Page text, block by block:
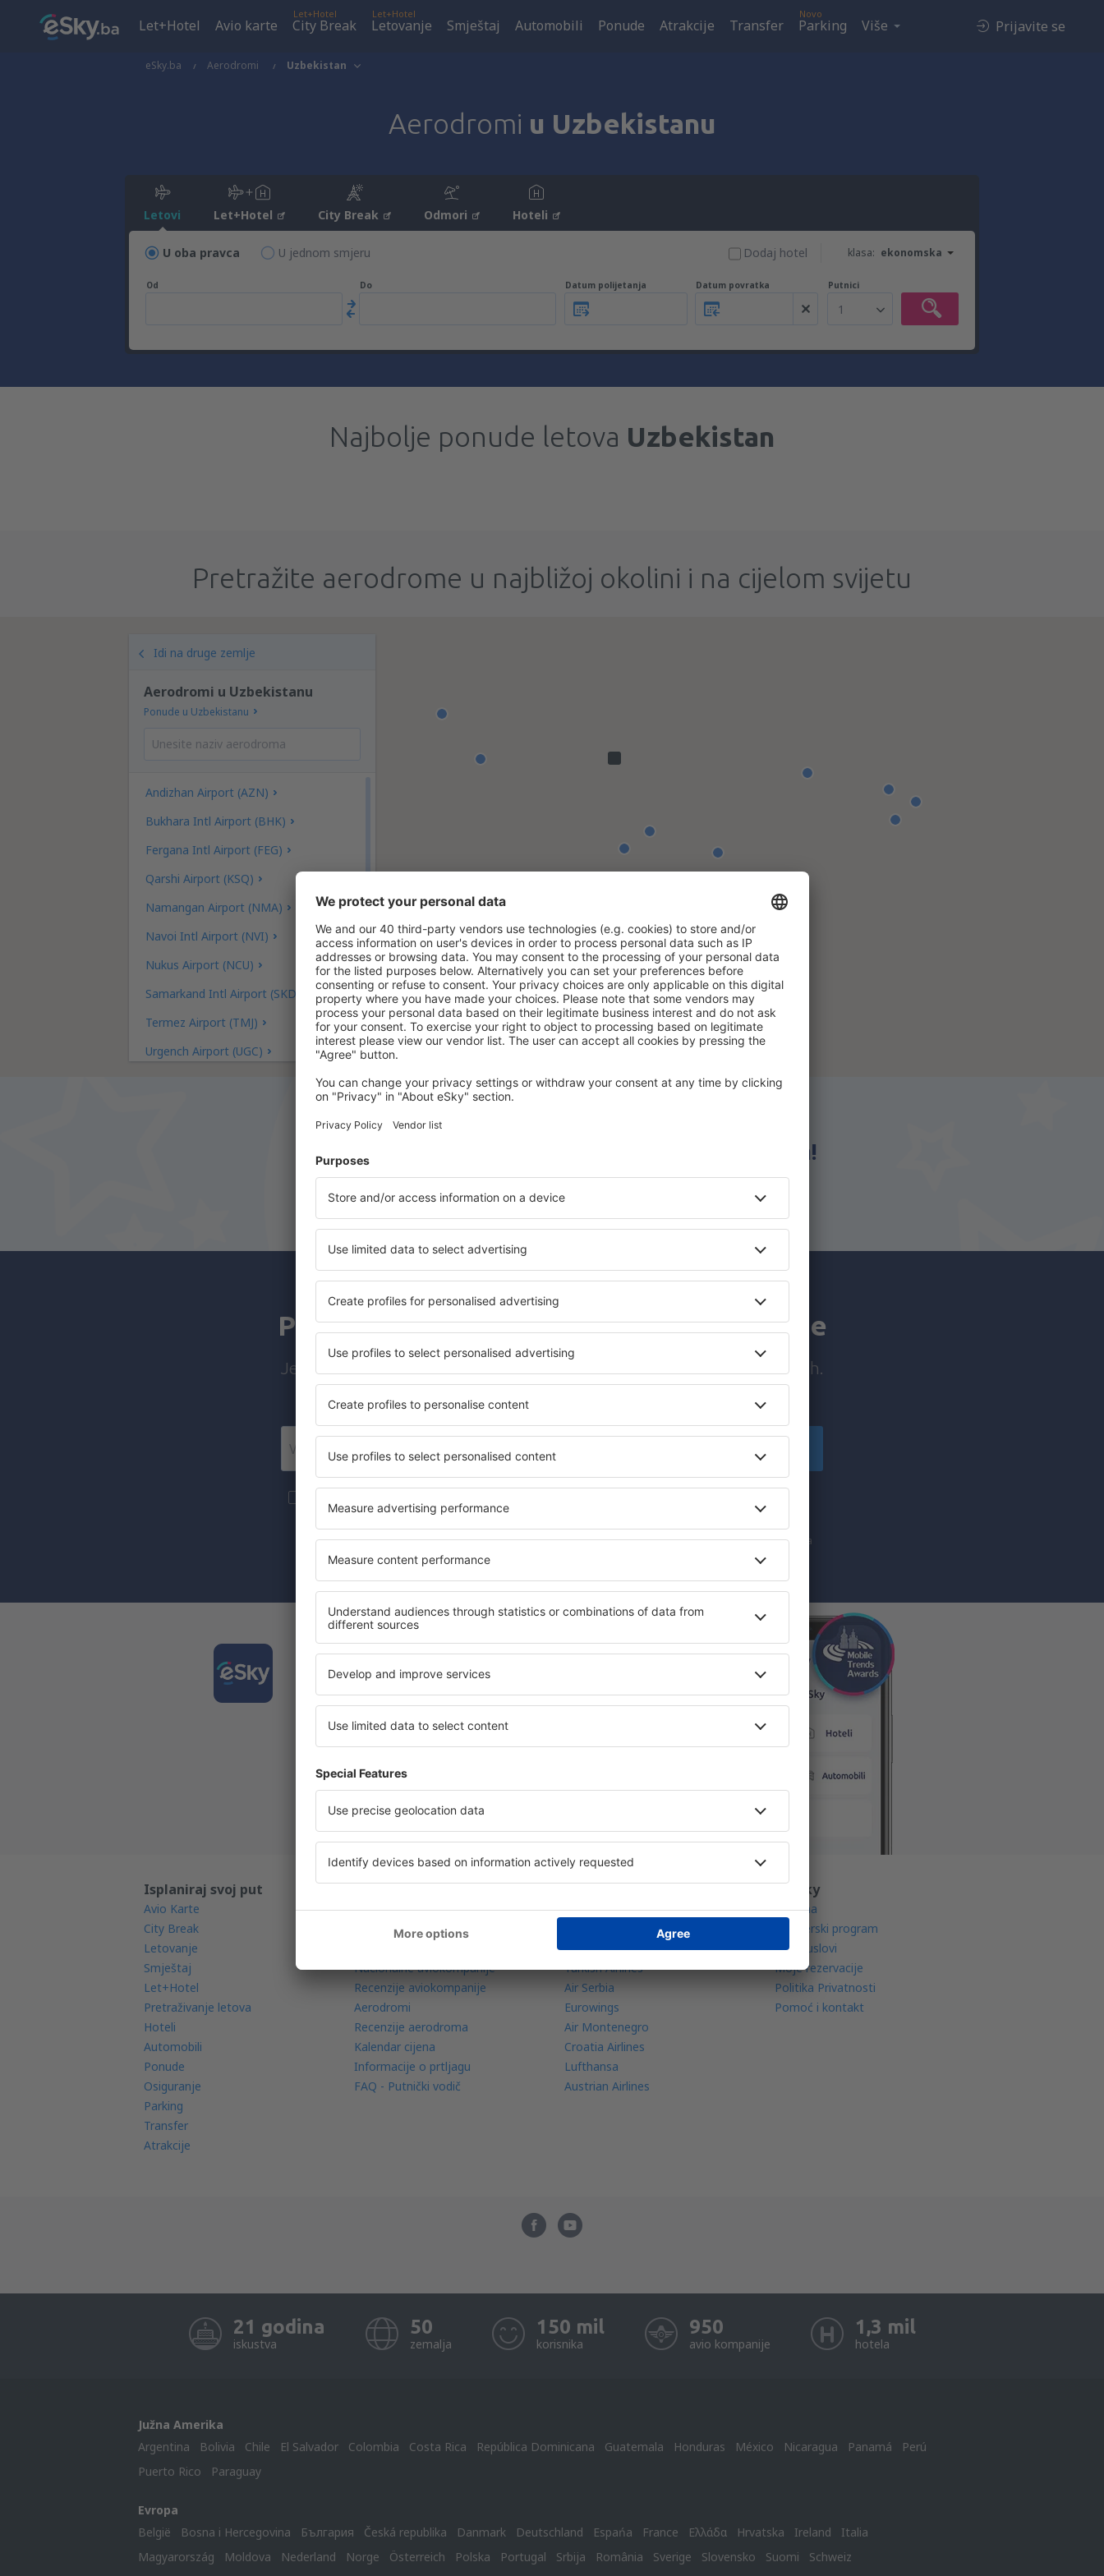
Let+Hotel Avio karte
Let+Hotel
City Break
Let+Hotel
Letovanje Smještaj Automobili Ponude Atrakcije Transfer
Novo
Parking Više Prijavite se
eSky.ba Aerodromi Uzbekistan
Aerodromi u Uzbekistanu
Letovi Let+Hotel City Break Odmori Hoteli
U oba pravca U jednom smjeru klasa: ekonomska
Dodaj hotel
Od Do Datum polijetanja Datum povratka Putnici
1
Najbolje ponude letova Uzbekistan
Pretražite aerodrome u najbližoj okolini i na cijelom svijetu
Idi na druge zemlje
Aerodromi u Uzbekistanu
Ponude u Uzbekistanu
Andizhan Airport (AZN)
Bukhara Intl Airport (BHK)
Fergana Intl Airport (FEG)
Qarshi Airport (KSQ)
Namangan Airport (NMA)
Navoi Intl Airport (NVI)
Nukus Airport (NCU)
Samarkand Intl Airport (SKD)
Termez Airport (TMJ)
Urgench Airport (UGC)
Rezervišite let+hotel na eSky.ba!
Provjeri
Pretplatnici e-letaka putuju više za manje
Jeftini letovi, city breaks, odmori - primite jedinstvene ponude prije svih.
Šaljemo samo najbolje, putnička riječ!
informacije od strane eSky.pl S.A. na e-mail adresu koju sam naveo/la.
Označenje checkboxa, unošenje e-mail adrese i i odabir „Sačuvajte” (sveukupno) označava da prihvatate da
se vaši lični podaci obrađuju
Preuzmi aplikacijui planiraj
putovanja
Jedna od najboljih aplikacija u kategoriji putovanja
Nove dnevne ponude pod Vašim prstima
Sve rezervacije na jednom mjestu
Isplaniraj svoj put
Avio Karte
City Break
Letovanje
Smještaj
Let+Hotel
Pretraživanje letova
Hoteli
Automobili
Ponude
Osiguranje
Parking
Transfer
Atrakcije
Saznaj više
Mobilna aplikacija
Radar letova
Nacionalne aviokompanije
Recenzije aviokompanije
Aerodromi
Recenzije aerodroma
Kalendar cijena
Informacije o prtljagu
FAQ - Putnički vodič
Avio kompanije
Wizz Air
Pegasus Airlines
Turkish Airlines
Air Serbia
Eurowings
Air Montenegro
Croatia Airlines
Lufthansa
Austrian Airlines
O eSky
O nama
Partnerski program
Opšti uslovi
Moje rezervacije
Politika Privatnosti
Pomoć i kontakt
21 godina
iskustva
50
zemalja
150 mil
korisnika
950
avio kompanije
1,3 mil
hotela
Južna Amerika
Argentina
Bolivia Chile El Salvador Colombia Costa Rica República Dominicana Guatemala Honduras México Nicaragua Panamá
Perú
Puerto Rico
Paraguay
Evropa
België
Bosna i Hercegovina България Česká republika Danmark Deutschland Espańa France Ελλάδα Hrvatska Ireland
Italia
Magyarország
Moldova Nederland Norge Österreich Polska Portugal Srbija România Sverige Slovensko Suomi
Schweiz